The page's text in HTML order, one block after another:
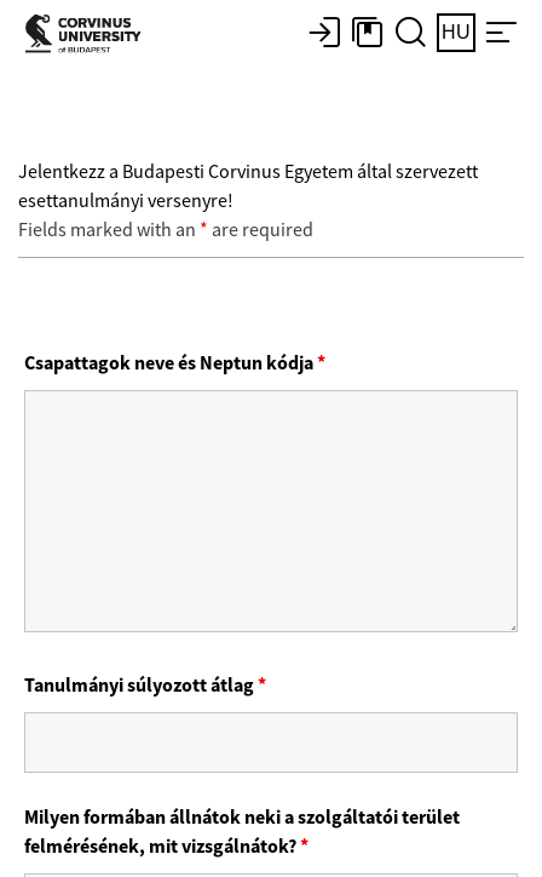
HU
Jelentkezz a Budapesti Corvinus Egyetem által szervezett
esettanulmányi versenyre!
Fields marked with an * are required
Csapattagok neve és Neptun kódja*
Tanulmányi súlyozott átlag*
Milyen formában állnátok neki a szolgáltatói terület
felmérésének, mit vizsgálnátok?*